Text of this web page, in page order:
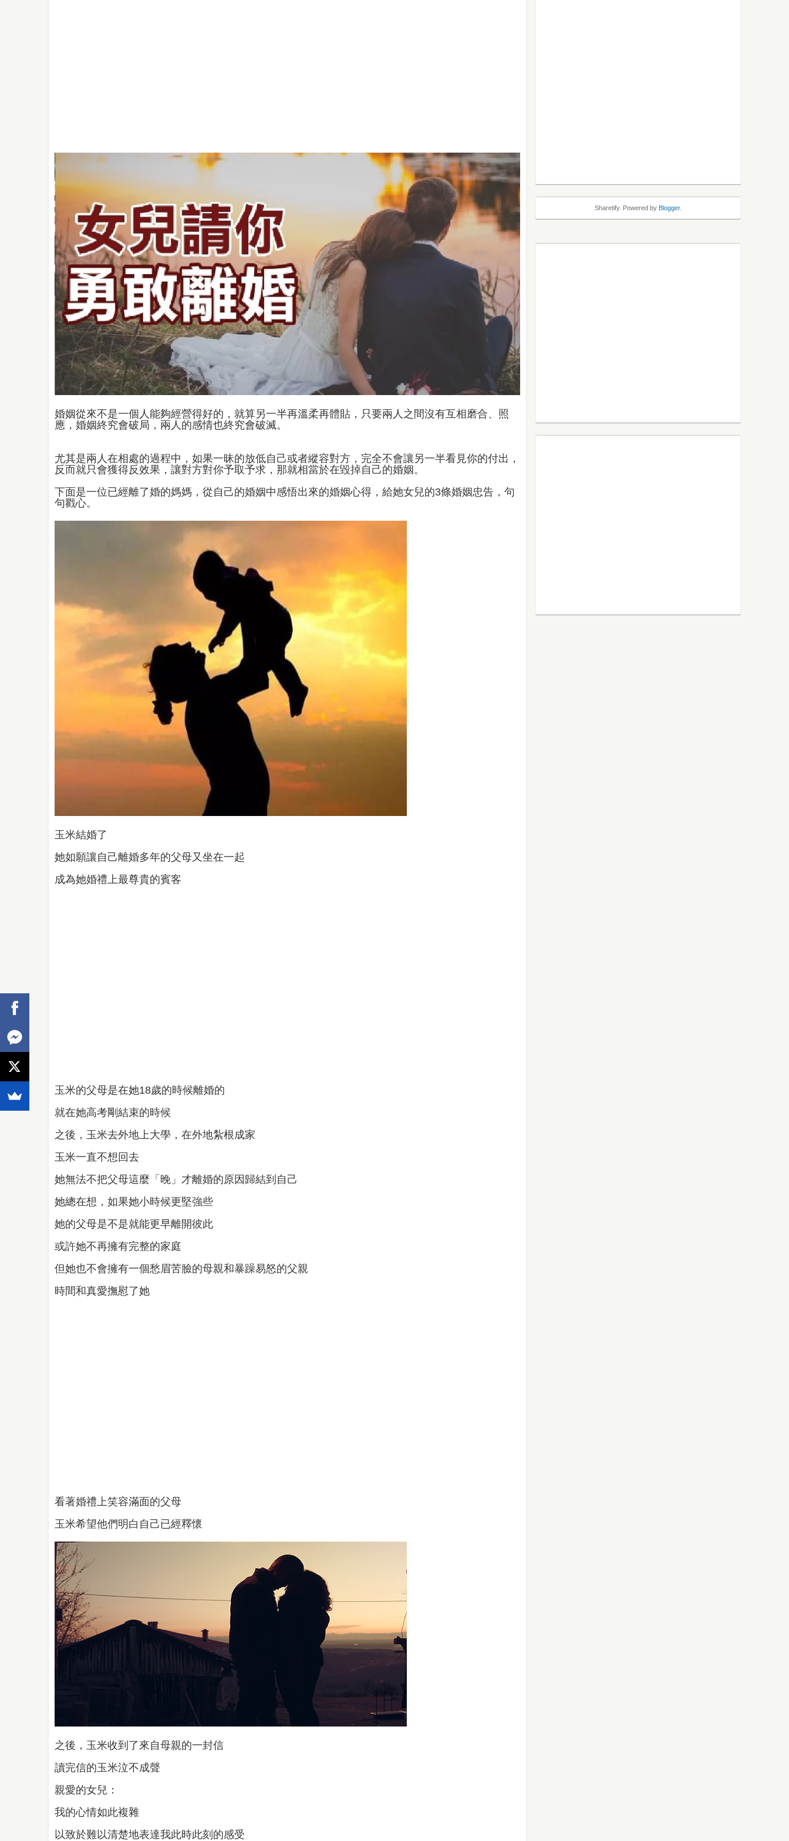
婚姻從來不是一個人能夠經營得好的，就算另一半再溫柔再體貼，只要兩人之間沒有互相磨合、照
應，婚姻終究會破局，兩人的感情也終究會破滅。
尤其是兩人在相處的過程中，如果一昧的放低自己或者縱容對方，完全不會讓另一半看見你的付出，
反而就只會獲得反效果，讓對方對你予取予求，那就相當於在毀掉自己的婚姻。
下面是一位已經離了婚的媽媽，從自己的婚姻中感悟出來的婚姻心得，給她女兒的3條婚姻忠告，句
句戳心。
玉米結婚了
她如願讓自己離婚多年的父母又坐在一起
成為她婚禮上最尊貴的賓客
玉米的父母是在她18歲的時候離婚的
就在她高考剛結束的時候
之後，玉米去外地上大學，在外地紮根成家
玉米一直不想回去
她無法不把父母這麼「晚」才離婚的原因歸結到自己
她總在想，如果她小時候更堅強些
她的父母是不是就能更早離開彼此
或許她不再擁有完整的家庭
但她也不會擁有一個愁眉苦臉的母親和暴躁易怒的父親
時間和真愛撫慰了她
看著婚禮上笑容滿面的父母
玉米希望他們明白自己已經釋懷
之後，玉米收到了來自母親的一封信
讀完信的玉米泣不成聲
親愛的女兒：
我的心情如此複雜
以致於難以清楚地表達我此時此刻的感受
Sharetify. Powered by Blogger.